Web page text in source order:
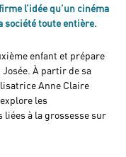
l’idée qu’un cinéma
société toute entière.
enfant et prépare
Josée. À partir de sa
Anne Claire
les
à la grossesse sur